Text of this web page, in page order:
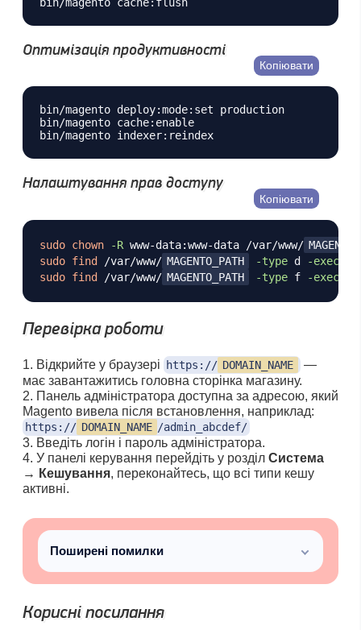
Оптимізація продуктивності
bin/magento deploy:mode:set production
bin/magento cache:enable
Копіювати
Налаштування прав доступу
sudo chown -R www-data:www-data /var/www/
sudo find /var/www/ MAGENTO_PATH -type d -exec
sudo find /var/www/ MAGENTO_PATH -type f -exec
Копіювати
Перевірка роботи
Відкрийте у браузері https:// DOMAIN_NAME
—
має завантажитись головна сторінка магазину.
Панель адміністратора доступна за адресою, який
Magento вивела після встановлення, наприклад:
https:// DOMAIN_NAME /admin_abcdef/
Введіть логін і пароль адміністратора.
У панелі керування перейдіть у розділ Система
→ Кешування, переконайтесь, що всі типи кешу
активні.
Поширені помилки
Корисні посилання